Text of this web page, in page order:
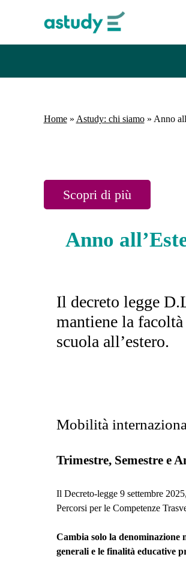
Home» Astudy: chi siamo» Anno
Scopri di più
Anno
Il decreto legge
mantiene la
scuola all’estero.
Mobilità
Trimestre, Semestre e
Il Decreto‑legge 9 settembre
Percorsi per le Competenze
Cambia solo la denominazione
generali e le finalità educative